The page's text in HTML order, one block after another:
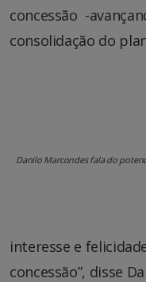
concessão -
consolidação do
Danilo Marcondes fala do
interesse e
concessão”, disse